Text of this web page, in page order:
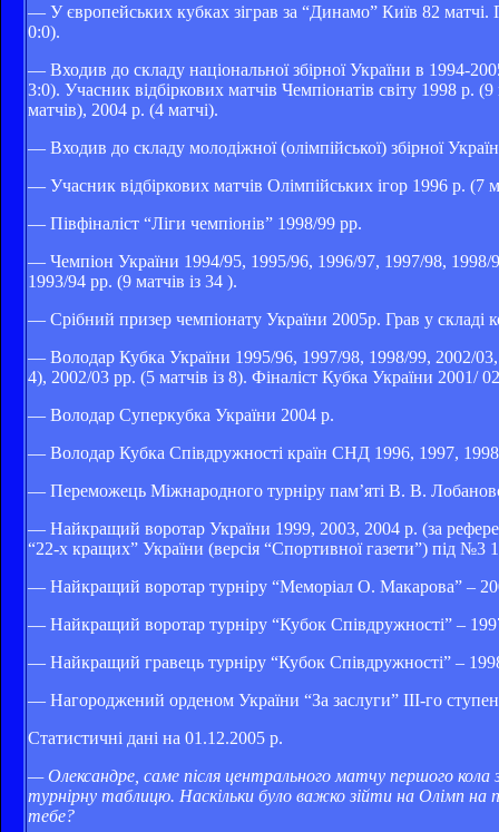
— У європейських кубках зіграв за “Динамо” Київ 82
0:0).
— Входив до складу національної збірної України в 1994-
3:0). Учасник відбіркових матчів Чемпіонатів світу 1998 р.
матчів), 2004 р. (4 матчі).
— Входив до складу молодіжної (олімпійської) збірної
— Учасник відбіркових матчів Олімпійських ігор 1996 р. (7
— Півфіналіст “Ліги чемпіонів” 1998/99 рр.
— Чемпіон України 1994/95, 1995/96, 1996/97, 1997/98, 1998/
1993/94 рр. (9 матчів із 34 ).
— Срібний призер чемпіонату України 2005р. Грав у складі
— Володар Кубка України 1995/96, 1997/98, 1998/99, 2002/
4), 2002/03 рр. (5 матчів із 8). Фіналіст Кубка України 2001/
— Володар Суперкубка України 2004 р.
— Володар Кубка Співдружності країн СНД 1996, 1997, 1998
— Переможець Міжнародного турніру пам’яті В. В.
— Найкращий воротар України 1999, 2003, 2004 р. (за
“22-х кращих” України (версія “Спортивної газети”) під №3
— Найкращий воротар турніру “Меморіал О. Макарова” –
— Найкращий воротар турніру “Кубок Співдружності” –
— Найкращий гравець турніру “Кубок Співдружності” –
— Нагороджений орденом України “За заслуги” ІІІ-го
Статистичні дані на 01.12.2005 р.
— Олександре, саме після центрального матчу першого
турнірну таблицю. Наскільки було важко зійти на Олімп на
тебе?